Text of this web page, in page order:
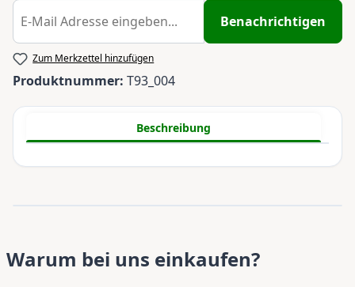
Benachrichtigen
Zum Merkzettel hinzufügen
Produktnummer: T93_004
Beschreibung
Warum bei uns einkaufen?